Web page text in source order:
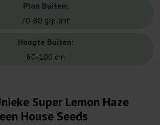
Plon Buiten:
70-80 g/plant
Hoogte Buiten:
80-100 cm
Super Lemon Haze
House Seeds